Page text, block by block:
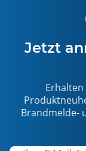
Jetzt
Erhalten
Brandmelde-